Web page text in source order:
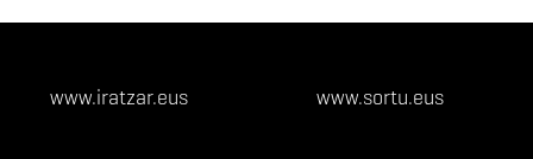
www.iratzar.eus www.sortu.eus